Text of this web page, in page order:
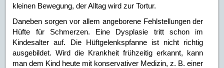
kleinen Bewegung, der Alltag wird zur Tortur.
Daneben sorgen vor allem angeborene Fehlstellungen der
Hüfte für Schmerzen. Eine Dysplasie tritt schon im
Kindesalter auf. Die Hüftgelenkspfanne ist nicht richtig
ausgebildet. Wird die Krankheit frühzeitig erkannt, kann
man dem Kind heute mit konservativer Medizin, z. B. einer